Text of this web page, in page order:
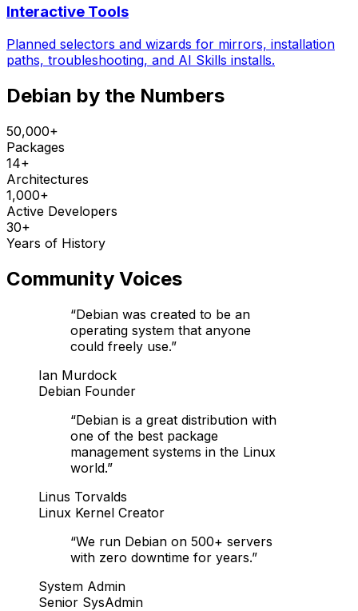
Interactive Tools
Planned selectors and wizards for mirrors, installation
paths, troubleshooting, and AI Skills installs.
Debian by the Numbers
50,000+
Packages
14+
Architectures
1,000+
Active Developers
30+
Years of History
Community Voices
“Debian was created to be an
operating system that anyone
could freely use.”
Ian Murdock
Debian Founder
“Debian is a great distribution with
one of the best package
management systems in the Linux
world.”
Linus Torvalds
Linux Kernel Creator
“We run Debian on 500+ servers
with zero downtime for years.”
System Admin
Senior SysAdmin